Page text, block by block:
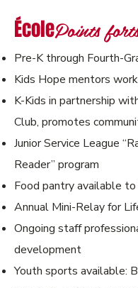
ÉcolePoints
Pre-K through Fourth-
Kids Hope mentors
K-Kids in partnership
Club, promotes
Junior Service League
Reader” program
Food pantry available
Annual Mini-Relay for
Ongoing staff
development
Youth sports available: